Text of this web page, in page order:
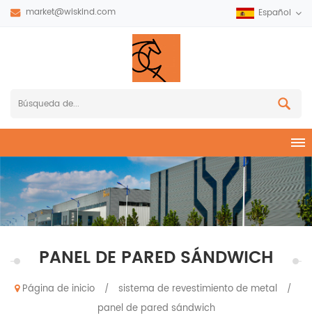
market@wiskind.com Español
PANEL DE PARED SÁNDWICH
Página de inicio / sistema de revestimiento de metal /
panel de pared sándwich